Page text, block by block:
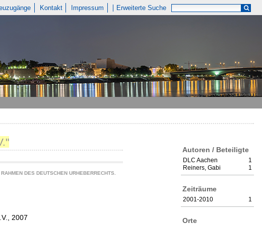
Kontakt Impressum Erweiterte Suche
Autoren / Beteiligte
1
DLC Aachen
1
Reiners, Gabi
Zeiträume
1
2001-2010
Orte
DES DEUTSCHEN URHEBERRECHTS.
2007